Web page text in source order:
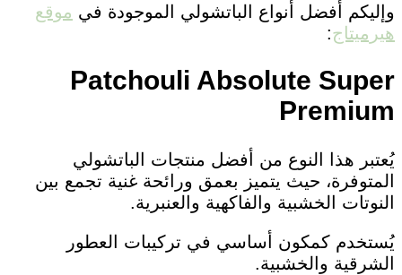
وإليكم أفضل أنواع الباتشولي الموجودة في موقع
هيرميتاج:
Patchouli Absolute Super
Premium
يُعتبر هذا النوع من أفضل منتجات الباتشولي
المتوفرة، حيث يتميز بعمق ورائحة غنية تجمع بين
النوتات الخشبية والفاكهية والعنبرية.
يُستخدم كمكون أساسي في تركيبات العطور
الشرقية والخشبية.